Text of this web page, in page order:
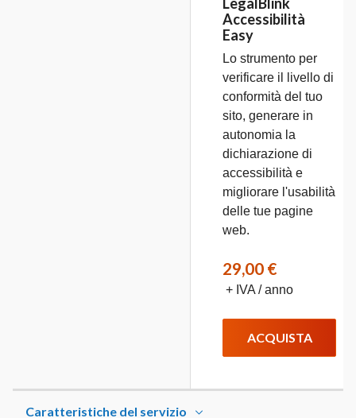
Accessibilità
Easy
Lo strumento per
verificare il livello di
conformità del tuo
sito, generare in
autonomia la
dichiarazione di
accessibilità e
migliorare l'usabilità
delle tue pagine
web.
29,00 €
+ IVA / anno
ACQUISTA
Caratteristiche del servizio